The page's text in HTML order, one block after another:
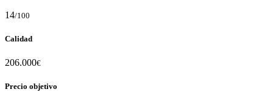
14/100
Calidad
206.000€
Precio objetivo